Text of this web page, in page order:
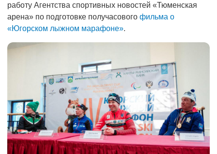
работу Агентства спортивных новостей «Тюменская
арена» по подготовке получасового фильма о
«Югорском лыжном марафоне».